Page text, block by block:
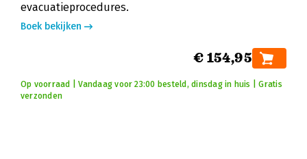
evacuatieprocedures.
Boek bekijken
€ 154,95
Op voorraad | Vandaag voor 23:00 besteld, dinsdag in huis | Gratis
verzonden